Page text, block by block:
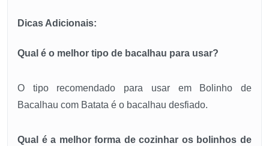
Dicas Adicionais:
Qual é o melhor tipo de bacalhau para usar?
O tipo recomendado para usar em Bolinho de
Bacalhau com Batata é o bacalhau desfiado.
Qual é a melhor forma de cozinhar os bolinhos de